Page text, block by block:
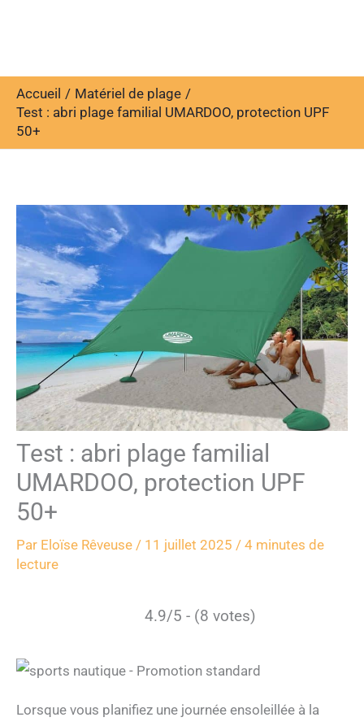
Accueil
Matériel de plage
Test : abri plage familial UMARDOO, protection UPF
50+
Test : abri plage familial
UMARDOO, protection UPF
50+
Par Eloïse Rêveuse / 11 juillet 2025 / 4 minutes de
lecture
4.9/5 - (8 votes)
Lorsque vous planifiez une journée ensoleillée à la